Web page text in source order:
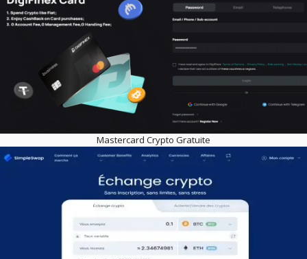
Mastercard Crypto Gratuite